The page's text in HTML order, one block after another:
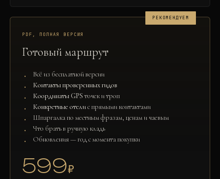
РЕКОМЕНДУЕМ
PDF, ПОЛНАЯ ВЕРСИЯ
Готовый маршрут
Всё из бесплатной версии
Контакты проверенных гидов
Координаты GPS точек и троп
Конкретные отелис прямыми контактами
Шпаргалка по местным фразам, ценам и чаевым
Что брать в ручную кладь
Обновления — год с момента покупки
599₽